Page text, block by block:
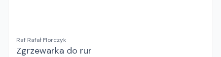
Raf Rafał Florczyk
Zgrzewarka do rur